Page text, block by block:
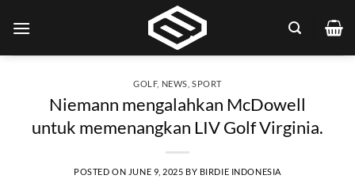
GOLF, NEWS SPORT
Niemann mengalahkan McDowell
untuk memenangkan LIV Golf Virginia.
POSTED ON JUNE 9, 2025 BY BIRDIE INDONESIA